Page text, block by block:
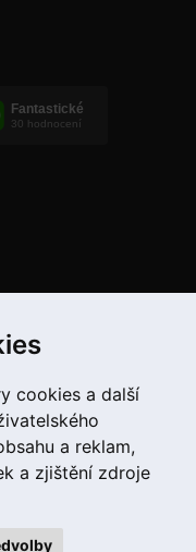
cookies a další
a reklam,
a zjištění zdroje